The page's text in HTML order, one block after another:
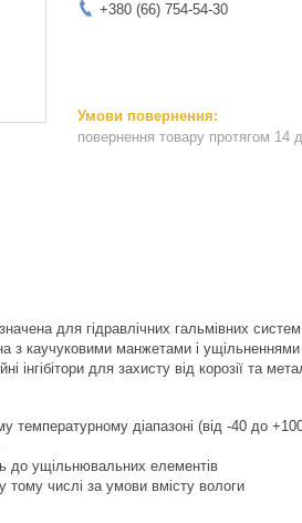
+380 (66) 754-54-30
повернення товару протягом 14
для гідравлічних гальмівних систем
з каучуковими манжетами і
інгібітори для захисту від корозії та
температурному діапазоні (від -40 до
до ущільнювальних елементів
тому числі за умови вмісту вологи